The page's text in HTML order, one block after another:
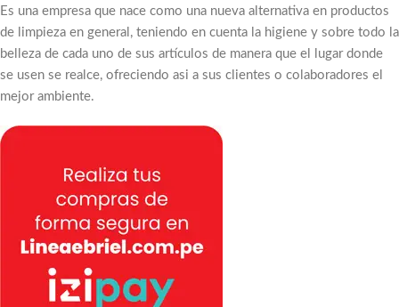
Es una empresa que nace como una nueva alternativa en productos
de limpieza en general, teniendo en cuenta la higiene y sobre todo la
belleza de cada uno de sus artículos de manera que el lugar donde
se usen se realce, ofreciendo asi a sus clientes o colaboradores el
mejor ambiente.